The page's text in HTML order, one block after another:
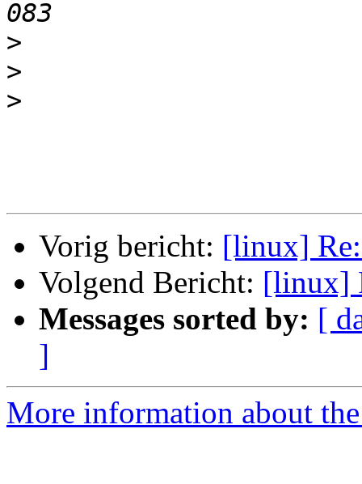
>
>
>
Vorig bericht: [linux]
Volgend Bericht: [linux]
Messages sorted by: [
]
More information about